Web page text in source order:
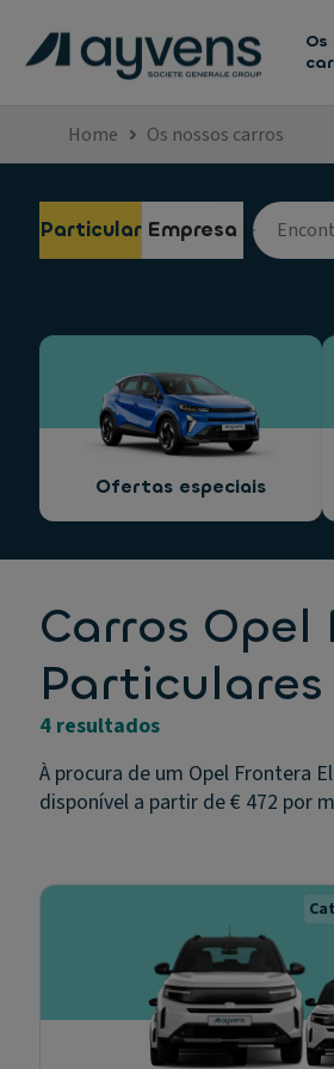
Os
Home Os nossos carros
Particular Empresa
Ofertas especiais
Carros
Particulares
4 resultados
À procura de um Opel Frontera
disponível a partir de € 472 por